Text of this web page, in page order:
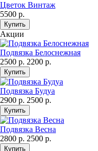
Цветок Винтаж
5500 р.
Акции
Подвязка Белоснежная
2500 р. 2200 р.
Подвязка Будуа
2900 р. 2500 р.
Подвязка Весна
2800 р. 2500 р.